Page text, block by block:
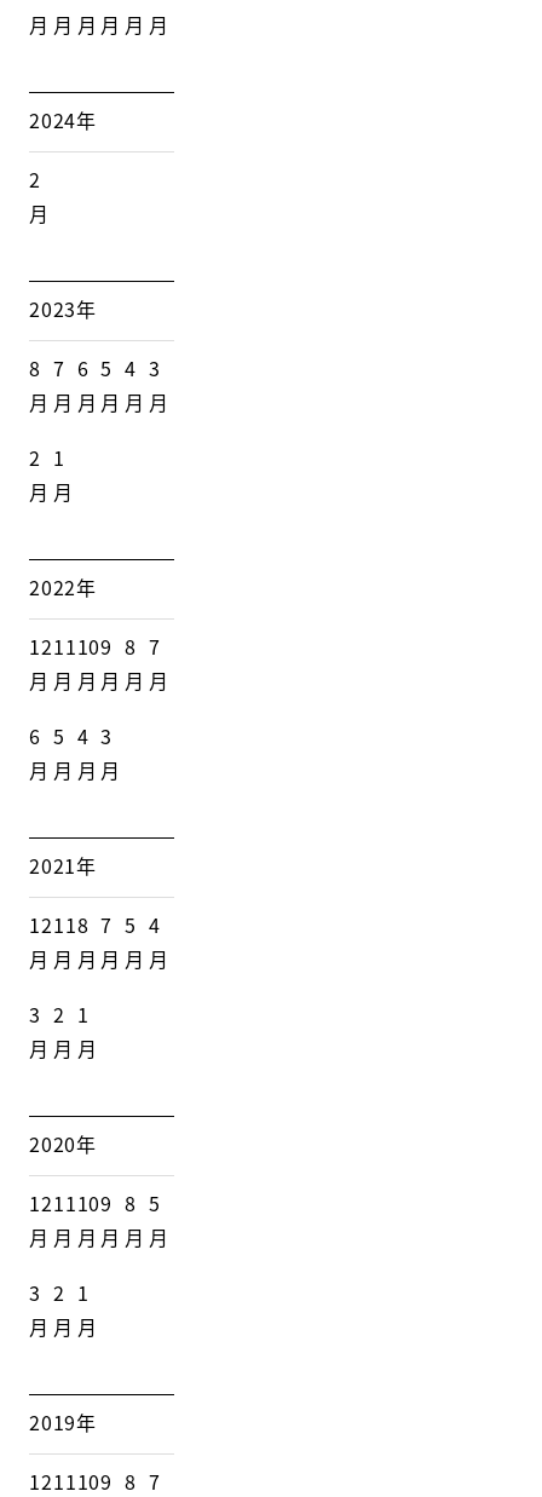
月 月 月 月 月 月
2024年
2
月
2023年
8
月
7
月
6
月
5
月
4
月
3
月
2
月
1
月
2022年
12
月
11
月
10
月
9
月
8
月
7
月
6
月
5
月
4
月
3
月
2021年
12
月
11
月
8
月
7
月
5
月
4
月
3
月
2
月
1
月
2020年
12
月
11
月
10
月
9
月
8
月
5
月
3
月
2
月
1
月
2019年
1211109 8 7